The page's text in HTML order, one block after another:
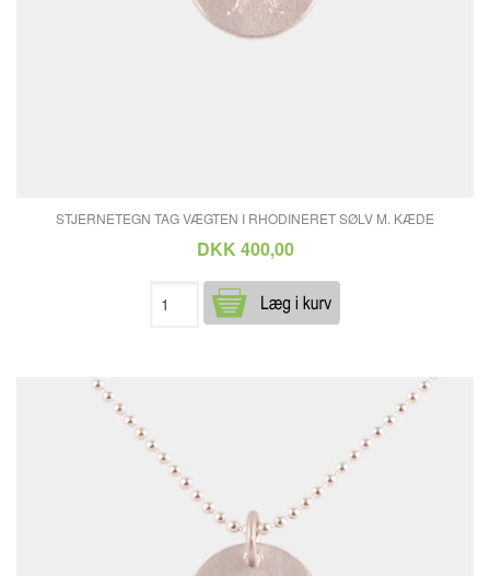
STJERNETEGN TAG VÆGTEN I RHODINERET SØLV M. KÆDE
DKK 400,00